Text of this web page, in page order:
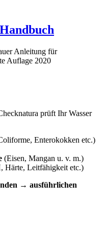
Anleitung für
Auflage 2020
prüft Ihr Wasser
Enterokokken etc.)
(Eisen, Mangan u. v. m.)
Härte, Leitfähigkeit etc.)
→ ausführlichen